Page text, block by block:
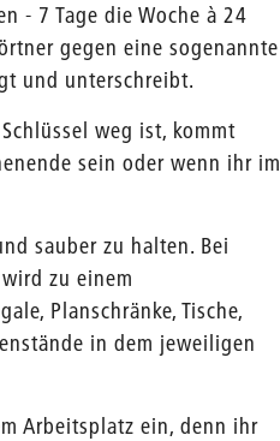
- 7 Tage die Woche à 24
gegen eine sogenannte
und unterschreibt.
weg ist, kommt
sein oder wenn ihr im
sauber zu halten. Bei
zu einem
Planschränke, Tische,
in dem jeweiligen
Arbeitsplatz ein, denn ihr